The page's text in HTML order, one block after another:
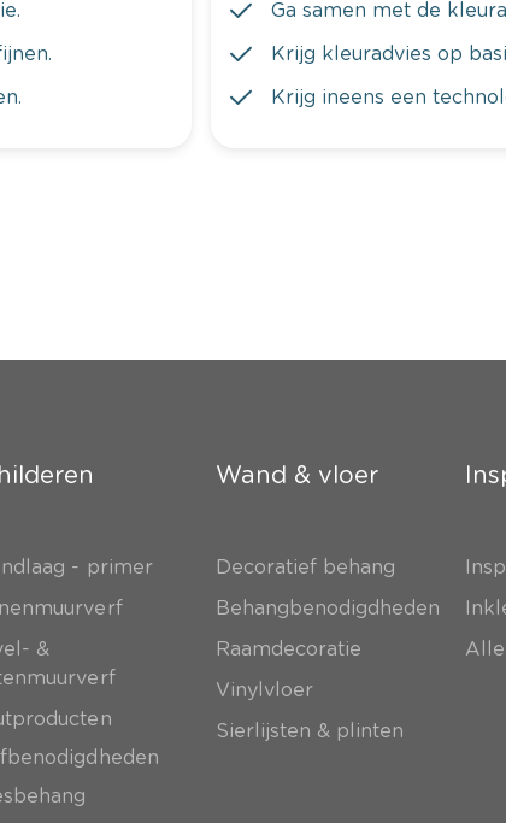
Ga samen met de
Krijg kleuradvies op
Krijg ineens een
- primer
&
Wand & vloer
Decoratief behang
Behangbenodigdheden
Raamdecoratie
Vinylvloer
Sierlijsten & plinten